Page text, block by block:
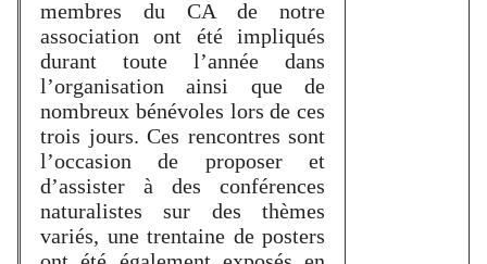
membres du CA de notre
association ont été impliqués
durant toute l’année dans
l’organisation ainsi que de
nombreux bénévoles lors de ces
trois jours. Ces rencontres sont
l’occasion de proposer et
d’assister à des conférences
naturalistes sur des thèmes
variés, une trentaine de posters